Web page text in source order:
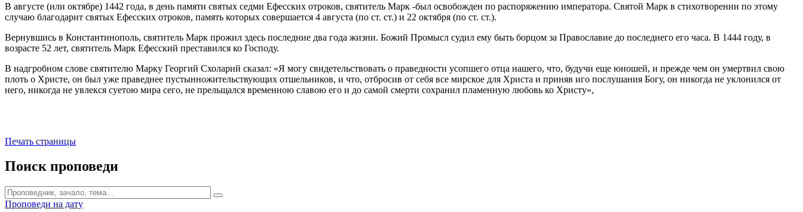
В августе (или октябре) 1442 года, в день памяти святых седми Ефесских отроков, святитель Марк -был освобожден по распоряжению императора. Святой Марк в стихотворении по этому
случаю благодарит святых Ефесских отроков, память которых совершается 4 августа (по ст. ст.) и 22 октября (по ст. ст.).
Вернувшись в Константинополь, святитель Марк прожил здесь последние два года жизни. Божий Промысл судил ему быть борцом за Православие до последнего его часа. В 1444 году, в
возрасте 52 лет, святитель Марк Ефесский преставился ко Господу.
В надгробном слове святителю Марку Георгий Схоларий сказал: «Я могу свидетельствовать о праведности усопшего отца нашего, что, будучи еще юношей, и прежде чем он умертвил свою
плоть о Христе, он был уже праведнее пустынножительствующих отшельников, и что, отбросив от себя все мирское для Христа и приняв иго послушания Богу, он никогда не уклонился от
него, никогда не увлекся суетою мира сего, не прельщался временною славою его и до самой смерти сохранил пламенную любовь ко Христу»,
Печать страницы
Поиск проповеди
Проповеди на дату